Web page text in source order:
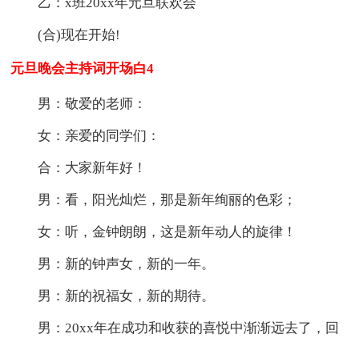
(合)现在开始!
元旦晚会主持词开场白4
男：敬爱的老师：
女：亲爱的同学们：
合：大家新年好！
男：看，阳光灿烂，那是新年绚丽的色彩；
女：听，金钟朗朗，这是新年动人的旋律！
男：新的钟声女，新的一年。
男：新的祝福女，新的期待。
男：20xx年在成功和收获的喜悦中渐渐远去了，回